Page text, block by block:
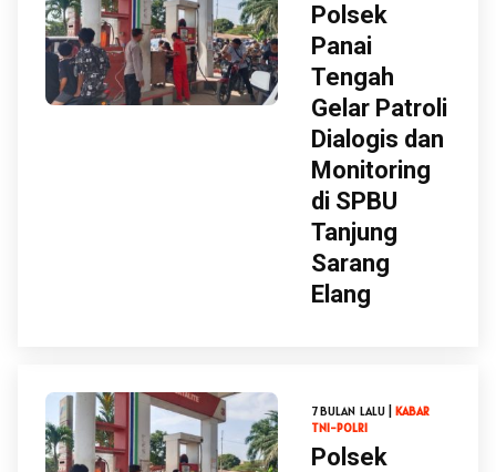
Polsek
Panai
Tengah
Gelar Patroli
Dialogis dan
Monitoring
di SPBU
Tanjung
Sarang
Elang
7 BULAN LALU | KABAR
TNI-POLRI
Polsek